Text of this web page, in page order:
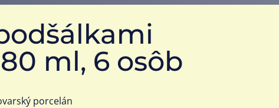
ml, 6 osôb
porcelán